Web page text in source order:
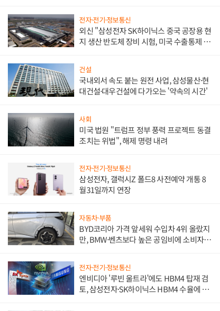
전자·전기·정보통신
외신 "삼성전자 SK하이닉스 중국 공장용 현
지 생산 반도체 장비 시험, 미국 수출통제 대
건설
국내외서 속도 붙는 원전 사업, 삼성물산·현
대건설·대우건설에 다가오는 '약속의 시간'
사회
미국 법원 "트럼프 정부 풍력 프로젝트 동결
조치는 위법", 해제 명령 내려
전자·전기·정보통신
삼성전자, 갤럭시Z 폴드8 사전예약 개통 8
월31일까지 연장
자동차·부품
BYD코리아 가격 앞세워 수입차 4위 올랐지
만, BMW·벤츠보다 높은 공임비에 소비자
전자·전기·정보통신
엔비디아 '루빈 울트라'에도 HBM4 탑재 검
토, 삼성전자·SK하이닉스 HBM4 수율에 주